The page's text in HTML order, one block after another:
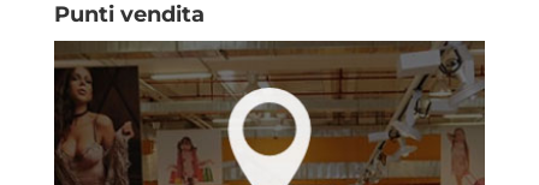
Punti vendita